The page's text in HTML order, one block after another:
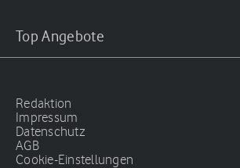
Top Angebote
Redaktion
Impressum
Datenschutz
AGB
Cookie-Einstellungen